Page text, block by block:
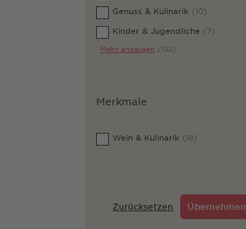
Genuss & Kulinarik (10)
Kinder & Jugendliche (7)
Mehr anzeigen (122)
Merkmale
Wein & Kulinarik (18)
Zurücksetzen Übernehmen